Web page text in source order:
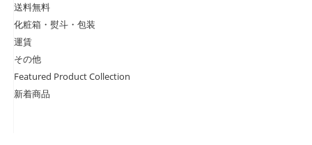
送料無料
化粧箱・熨斗・包装
運賃
その他
Featured Product Collection
新着商品